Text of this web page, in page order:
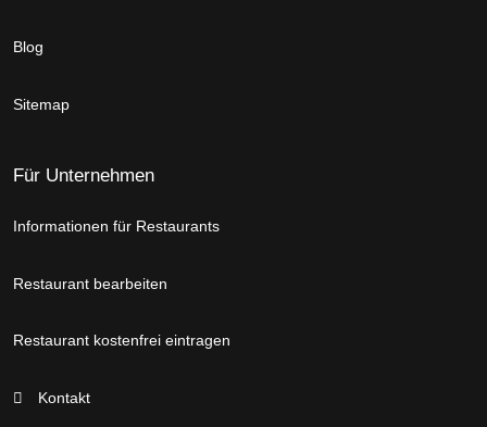
Blog
Sitemap
Für Unternehmen
Informationen für Restaurants
Restaurant bearbeiten
Restaurant kostenfrei eintragen
Kontakt